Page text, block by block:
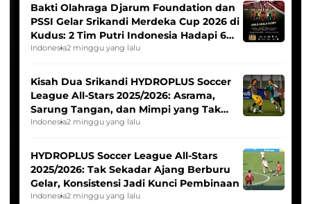
Bakti Olahraga Djarum Foundation dan
PSSI Gelar Srikandi Merdeka Cup 2026 di
Kudus: 2 Tim Putri Indonesia Hadapi 6
Tim Asia
Indonesia2 minggu yang lalu
Kisah Dua Srikandi HYDROPLUS Soccer
League All-Stars 2025/2026: Asrama,
Sarung Tangan, dan Mimpi yang Tak
Pernah Padam
Indonesia2 minggu yang lalu
HYDROPLUS Soccer League All-Stars
2025/2026: Tak Sekadar Ajang Berburu
Gelar, Konsistensi Jadi Kunci Pembinaan
Indonesia2 minggu yang lalu